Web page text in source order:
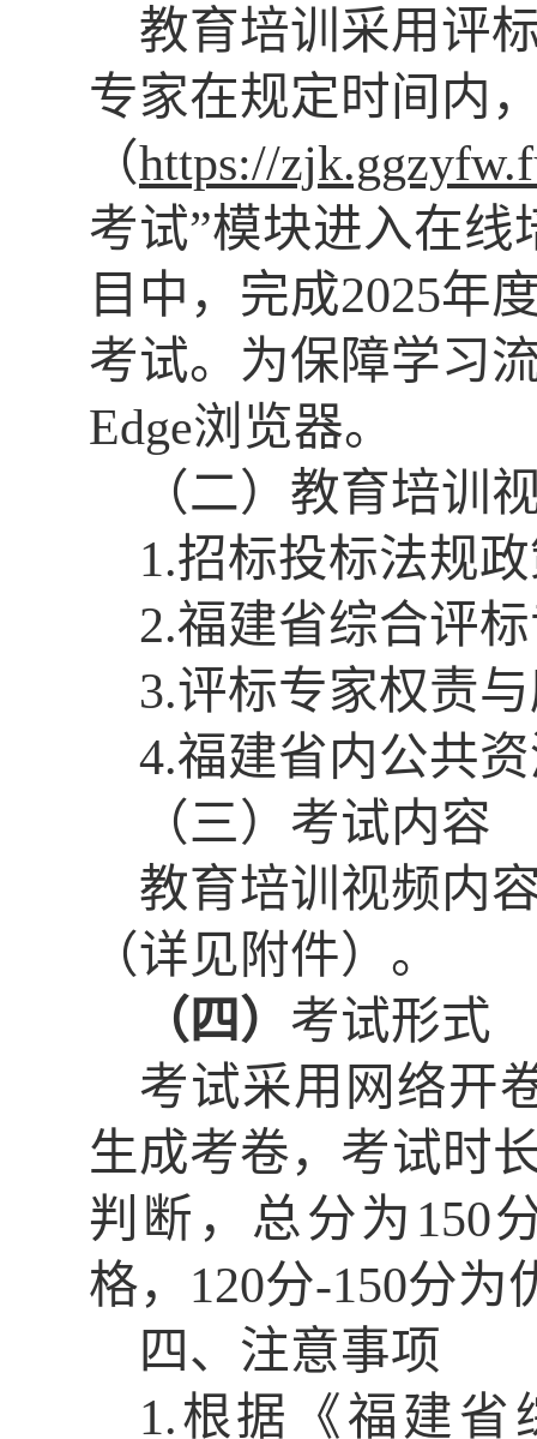
教育培训采用评
专家在规定时间内
（https://
考试”模块进入在线
目中，完成2025年
考试。为保障学习
Edge浏览器。
（二） 教育培训
1.招标投标法规
2.福建省综合评
3.评标专家权责
4.福建省内公共
（三）考试内容
教育培训 视频内
（详见附件） 。
（四） 考试形式
考试采用网络开
生成考卷，考试时
判断，总分为150
格， 120分-150分为
四、注意事项
1.根据 《福建